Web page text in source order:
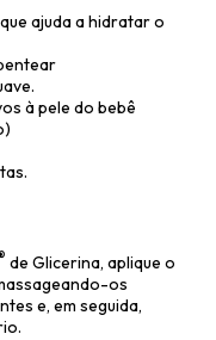
ajuda a hidratar o
à pele do bebê
® de Glicerina, aplique o
os
e, em seguida,